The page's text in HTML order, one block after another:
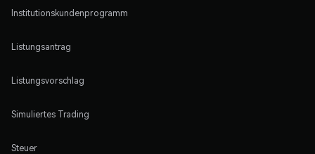
Institutionskundenprogramm
Listungsantrag
Listungsvorschlag
Simuliertes Trading
Steuer